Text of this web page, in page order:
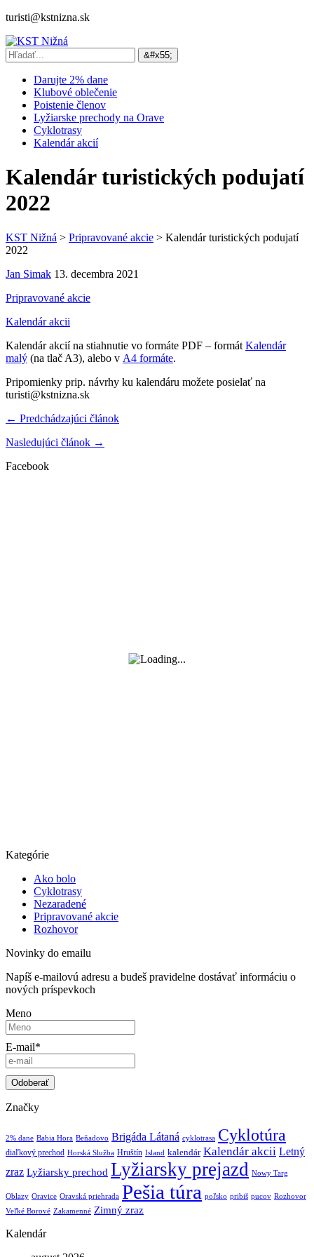
turisti@kstnizna.sk
Darujte 2% dane
Klubové oblečenie
Poistenie členov
Lyžiarske prechody na Orave
Cyklotrasy
Kalendár akcií
Kalendár turistických podujatí
2022
KST Nižná > Pripravované akcie > Kalendár turistických podujatí
2022
Jan Simak 13. decembra 2021
Pripravované akcie
Kalendár akcii
Kalendár akcií na stiahnutie vo formáte PDF – formát Kalendár
malý (na tlač A3), alebo v A4 formáte.
Pripomienky prip. návrhy ku kalendáru možete posielať na
turisti@kstnizna.sk
← Predchádzajúci článok
Nasledujúci článok →
Facebook
Kategórie
Ako bolo
Cyklotrasy
Nezaradené
Pripravované akcie
Rozhovor
Novinky do emailu
Napíš e-mailovú adresu a budeš pravidelne dostávať informáciu o
nových príspevkoch
Meno
E-mail*
Značky
2% dane Babia Hora Beňadovo Brigáda Látaná cyklotrasa Cyklotúra
diaľkový prechod Horská Služba Hruštín Island kalendár Kalendár akcii Letný
zraz Lyžiarsky prechod Lyžiarsky prejazd Nowy Targ
Oblazy Oravice Oravská priehrada Pešia túra poľsko pribiš pucov Rozhovor
Veľké Borové Zakamenné Zimný zraz
Kalendár